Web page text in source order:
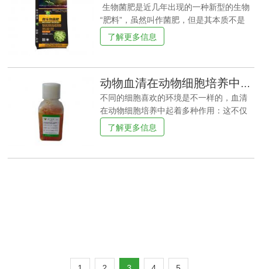
和微生物组成，微生物分为有害细菌和有
益细菌。如果土壤中有害细菌过多，就会
产生各种土壤传播疾病，如灰霉病、白粉
病、根结线虫等。此时，需要微生物肥料
物养分，具体表现为四个方面：1.提高土壤
活性，微生物肥料中的有益细菌能有效地
针对土壤中的有害细菌，能抑
生物菌肥是近几年出现的一种新型的生物
“肥料”，虽然叫作菌肥，但是其本质不是
肥，只是通过一些工厂的手段培养的一些
在土壤中有利于土壤和作物的有益菌类。
肥料混合后使用；对于果树之类的农产
品，每颗幼苗使用量为200克左右，成年后
的果树可以放射状沟施，每颗0.5-1公斤即
可。除此之外，微生物菌肥还可以用作蘸
苗灌根、拌苗床土、盆栽以及冲施等，各
好，否则就事倍功半了。使用方法：1、 用
了解更多信息
动物血清在动物细胞培养中起着多种作用
不同的细胞喜欢的环境是不一样的，血清
在动物细胞培养中起着多种作用：这不仅
是培养基的差异，也是细胞生长的空间密
度。有些细胞生长得更好，生长得更好。
好。因此，在培养细胞时，我们应该探索
了解更多信息